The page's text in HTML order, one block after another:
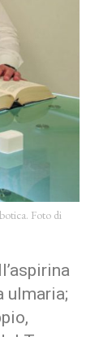
Foto di
ulmaria;